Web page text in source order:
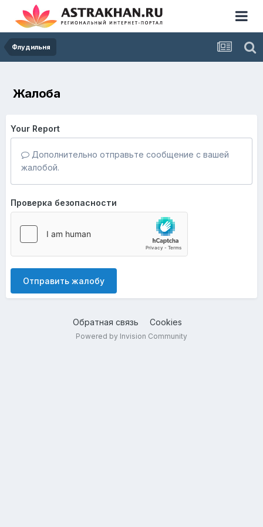
Флудильня
Жалоба
Your Report
Дополнительно отправьте сообщение с вашей
жалобой.
Проверка безопасности
Отправить жалобу
Обратная связь Cookies
Powered by Invision Community